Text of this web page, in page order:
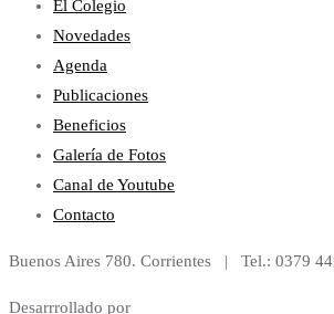
El Colegio
Novedades
Agenda
Publicaciones
Beneficios
Galería de Fotos
Canal de Youtube
Contacto
Buenos Aires 780. Corrientes | Tel.: 0379
Desarrrollado por